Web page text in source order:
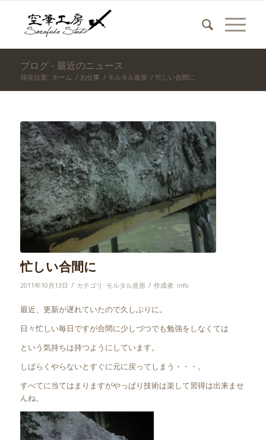
ブログ - 最近のニュース
現在位置: ホーム / お仕事 / モルタル造形 / 忙しい合間に
忙しい合間に
2011年10月13日 / カテゴリ: モルタル造形 / 作成者: info
最近、更新が遅れていたので久しぶりに。
日々忙しい毎日ですが合間に少しづつでも勉強をしなくては
という気持ちは持つようにしています。
しばらくやらないとすぐに元に戻ってしまう・・・。
すべてに当てはまりますがやっぱり技術は楽して習得は出来ませ
んね。